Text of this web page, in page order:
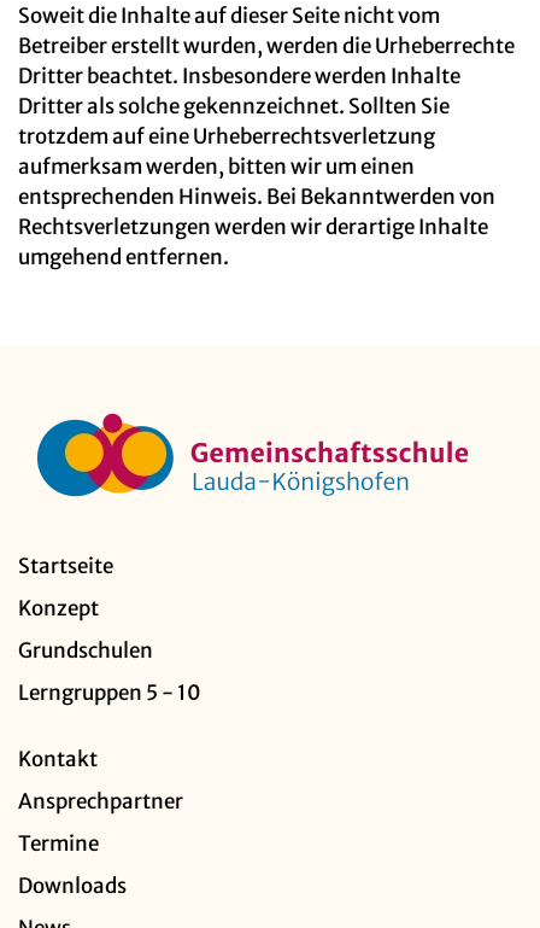
Soweit die Inhalte auf dieser Seite nicht vom
Betreiber erstellt wurden, werden die Urheberrechte
Dritter beachtet. Insbesondere werden Inhalte
Dritter als solche gekennzeichnet. Sollten Sie
trotzdem auf eine Urheberrechtsverletzung
aufmerksam werden, bitten wir um einen
entsprechenden Hinweis. Bei Bekanntwerden von
Rechtsverletzungen werden wir derartige Inhalte
umgehend entfernen.
Startseite
Konzept
Grundschulen
Lerngruppen 5 - 10
Kontakt
Ansprechpartner
Termine
Downloads